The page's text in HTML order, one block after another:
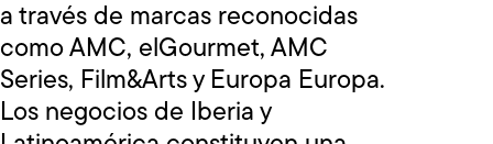
a través de marcas reconocidas
como AMC, elGourmet, AMC
Series, Film&Arts y Europa Europa.
Los negocios de Iberia y